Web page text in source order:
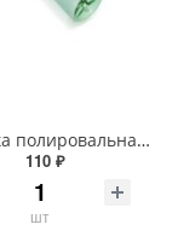
Резиночка полировальная («чашка») для углового наконечника, шт.
110 ₽
шт